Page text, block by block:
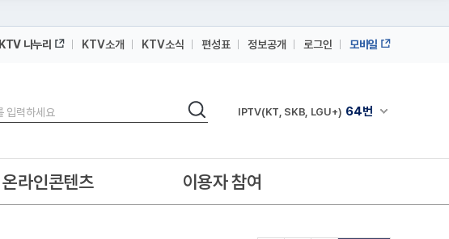
KTV 나누리 KTV소개 KTV소식 편성표 정보공개 로그인 모바일
검색 채널안내 펼쳐
IPTV(KT, SKB, LGU+) 64번
IPTV(KT, SKB, LGU+)
온라인콘텐츠 이용자 참여